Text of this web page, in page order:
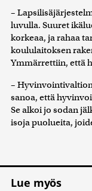
–
luvulla. Suuret
korkeaa, ja rahaa
koululaitoksen
Ymmärrettiin, että
–
sanoa, että
Se alkoi jo sodan
isoja puolueita,
Lue myös